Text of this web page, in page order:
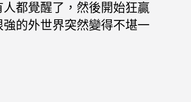
都覺醒了，然後開始狂贏
強的外世界突然變得不堪一